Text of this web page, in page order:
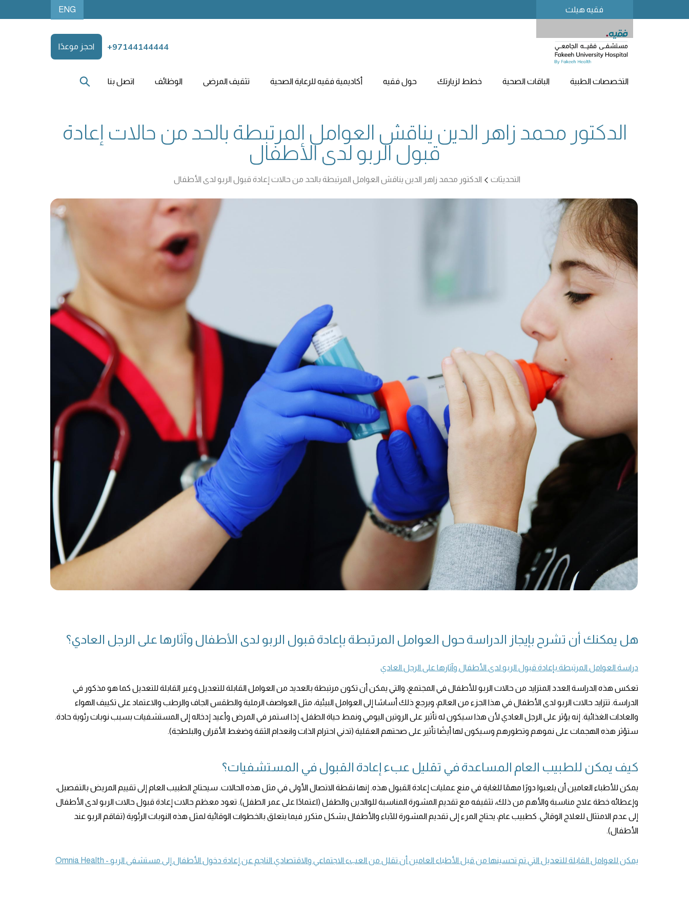
فقيه هيلث ENG
+97144144444 احجز موعدًا
التخصصات الطبية الباقات الصحية خطط لزيارتك حول فقيه أكاديمية فقيه للرعاية الصحية تثقيف المرضى الوظائف اتصل بنا
الدكتور محمد زاهر الدين يناقش العوامل المرتبطة بالحد من حالات إعادة
قبول الربو لدى الأطفال
التحديثات الدكتور محمد زاهر الدين يناقش العوامل المرتبطة بالحد من حالات إعادة قبول الربو لدى الأطفال
هل يمكنك أن تشرح بإيجاز الدراسة حول العوامل المرتبطة بإعادة قبول الربو لدى الأطفال وآثارها على الرجل العادي؟
دراسة العوامل المرتبطة بإعادة قبول الربو لدى الأطفال وآثارها على الرجل العادي
تعكس هذه الدراسة العدد المتزايد من حالات الربو للأطفال في المجتمع، والتي يمكن أن تكون مرتبطة بالعديد من العوامل القابلة للتعديل وغير القابلة للتعديل كما هو مذكور في
الدراسة. تتزايد حالات الربو لدى الأطفال في هذا الجزء من العالم، ويرجع ذلك أساسًا إلى العوامل البيئية، مثل العواصف الرملية والطقس الجاف والرطب والاعتماد على تكييف الهواء
والعادات الغذائية. إنه يؤثر على الرجل العادي لأن هذا سيكون له تأثير على الروتين اليومي ونمط حياة الطفل، إذا استمر في المرض وأعيد إدخاله إلى المستشفيات بسبب نوبات رئوية حادة.
ستؤثر هذه الهجمات على نموهم وتطورهم وسيكون لها أيضًا تأثير على صحتهم العقلية (تدني احترام الذات وانعدام الثقة وضغط الأقران والبلطجة).
كيف يمكن للطبيب العام المساعدة في تقليل عبء إعادة القبول في المستشفيات؟
يمكن للأطباء العامين أن يلعبوا دورًا مهمًا للغاية في منع عمليات إعادة القبول هذه. إنها نقطة الاتصال الأولى في مثل هذه الحالات. سيحتاج الطبيب العام إلى تقييم المريض بالتفصيل،
وإعطائه خطة علاج مناسبة والأهم من ذلك، تثقيفه مع تقديم المشورة المناسبة للوالدين والطفل (اعتمادًا على عمر الطفل). تعود معظم حالات إعادة قبول حالات الربو لدى الأطفال
إلى عدم الامتثال للعلاج الوقائي. كطبيب عام، يحتاج المرء إلى تقديم المشورة للآباء والأطفال بشكل متكرر فيما يتعلق بالخطوات الوقائية لمثل هذه النوبات الرئوية (تفاقم الربو عند
الأطفال).
يمكن للعوامل القابلة للتعديل التي تم تحسينها من قبل الأطباء العامين أن تقلل من العبء الاجتماعي والاقتصادي الناجم عن إعادة دخول الأطفال إلى مستشفى الربو - Omnia Health